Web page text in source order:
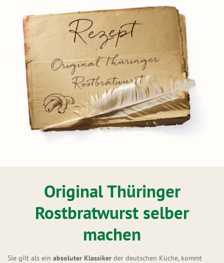
Original Thüringer
Rostbratwurst selber
machen
Sie gilt als ein absoluter Klassiker der deutschen Küche, kommt